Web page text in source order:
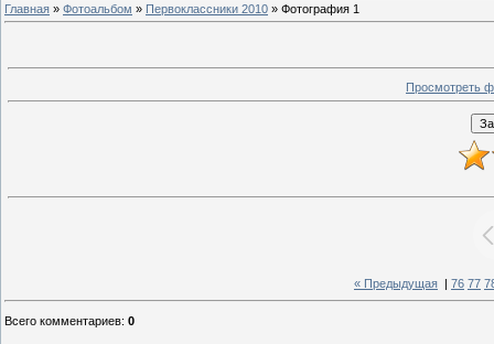
Главная » Фотоальбом » Первоклассники 2010 » Фотография 1
Просмотреть
« Предыдущая 76 77
Всего комментариев: 0